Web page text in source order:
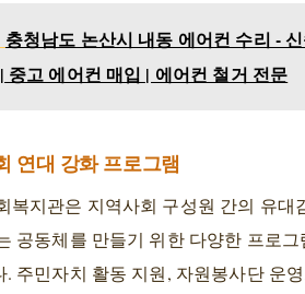
충청남도 논산시 내동 에어컨 수리 -
중고 에어컨 매입 | 에어컨 철거 전문
연대 강화 프로그램
복지관은 지역사회 구성원 간의 유대
공동체를 만들기 위한 다양한 프로그
. 주민자치 활동 지원, 자원봉사단 운